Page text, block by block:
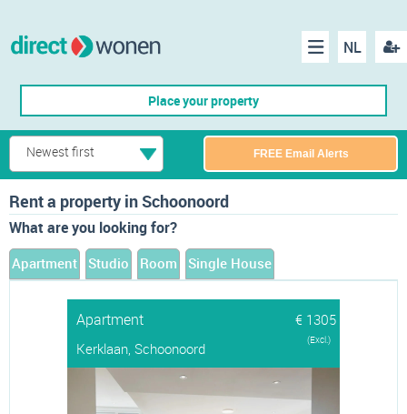
NL
Menu
Place your property
Newest first FREE Email Alerts
Rent a property in Schoonoord
What are you looking for?
Apartment Studio Room Single House
Apartment
€ 1305
Kerklaan, Schoonoord
(Excl.)